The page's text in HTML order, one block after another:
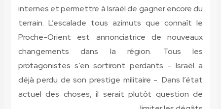
internes et permettre à Israël de gagner encore du
terrain. L’escalade tous azimuts que connaît le
Proche-Orient est annonciatrice de nouveaux
changements dans la région. Tous les
protagonistes s’en sortiront perdants – Israël a
déjà perdu de son prestige militaire -. Dans l’état
actuel des choses, il serait plutôt question de